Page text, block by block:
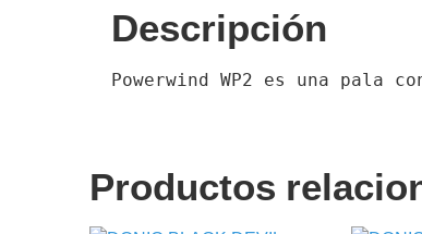
Descripción
Powerwind WP2 es una pala
Productos